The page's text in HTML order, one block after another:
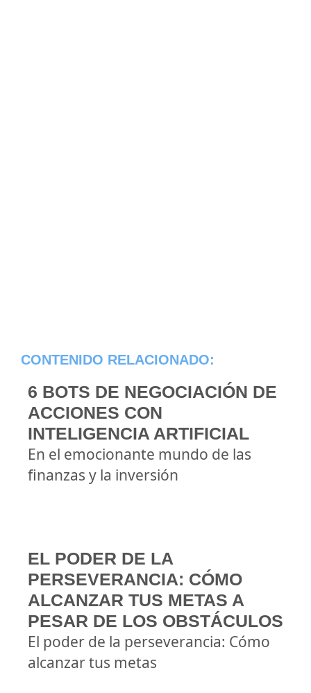
CONTENIDO RELACIONADO:
6 BOTS DE NEGOCIACIÓN DE
ACCIONES CON
INTELIGENCIA ARTIFICIAL
En el emocionante mundo de las
finanzas y la inversión
EL PODER DE LA
PERSEVERANCIA: CÓMO
ALCANZAR TUS METAS A
PESAR DE LOS OBSTÁCULOS
El poder de la perseverancia: Cómo
alcanzar tus metas